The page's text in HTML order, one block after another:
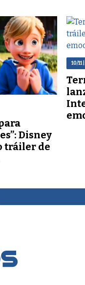
Disney
tráiler de
10/11|